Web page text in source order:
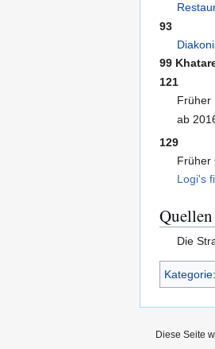
93
99
121
Früher
ab
129
Früher
Logi's
Quellen
Die
Kategorie:
Diese Seite